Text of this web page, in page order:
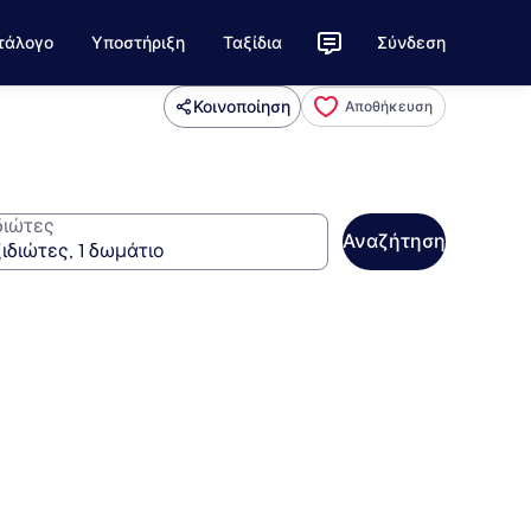
Υποστήριξη Ταξίδια Σύνδεση
Κοινοποίηση Αποθήκευση
Αναζήτηση